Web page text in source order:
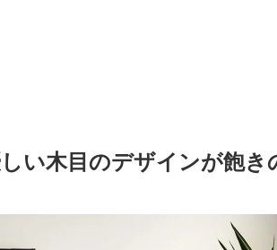
い木目のデザインが飽き